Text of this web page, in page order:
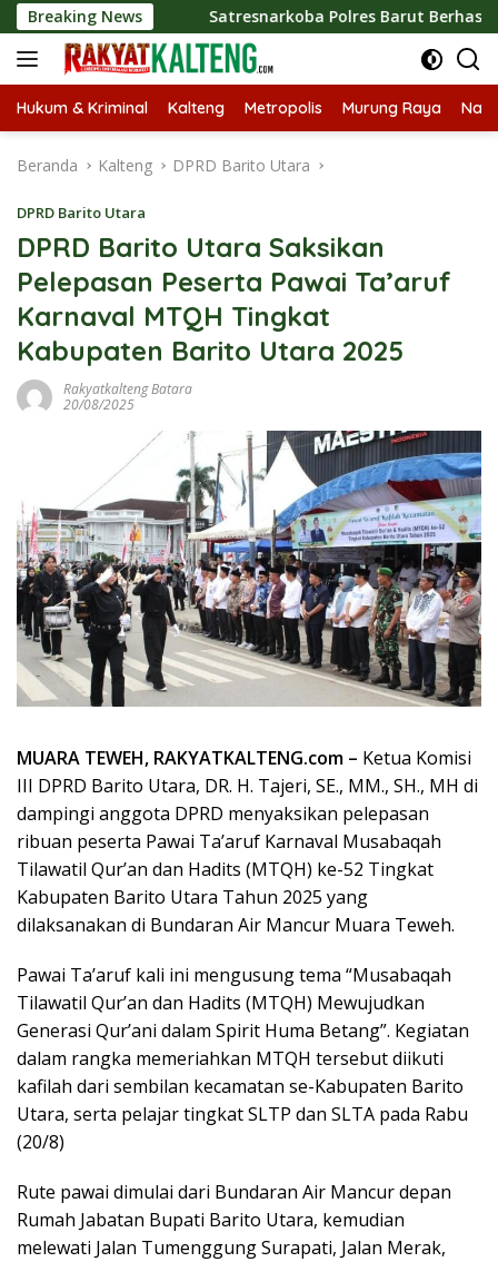
Langsung
ke
konten
Breaking NewsSatresnarkoba Polres Barut Berhasil Amankan
Hukum & Kriminal Kalteng Metropolis Murung Raya
Beranda Kalteng DPRD Barito Utara
DPRD Barito Utara
DPRD Barito Utara Saksikan
Pelepasan Peserta Pawai Ta’aruf
Karnaval MTQH Tingkat
Kabupaten Barito Utara 2025
Rakyatkalteng Batara
20/08/2025
MUARA TEWEH, RAKYATKALTENG.com – Ketua Komisi
III DPRD Barito Utara, DR. H. Tajeri, SE., MM., SH., MH di
dampingi anggota DPRD menyaksikan pelepasan
ribuan peserta Pawai Ta’aruf Karnaval Musabaqah
Tilawatil Qur’an dan Hadits (MTQH) ke-52 Tingkat
Kabupaten Barito Utara Tahun 2025 yang
dilaksanakan di Bundaran Air Mancur Muara Teweh.
Pawai Ta’aruf kali ini mengusung tema “Musabaqah
Tilawatil Qur’an dan Hadits (MTQH) Mewujudkan
Generasi Qur’ani dalam Spirit Huma Betang”. Kegiatan
dalam rangka memeriahkan MTQH tersebut diikuti
kafilah dari sembilan kecamatan se-Kabupaten Barito
Utara, serta pelajar tingkat SLTP dan SLTA pada Rabu
(20/8)
Rute pawai dimulai dari Bundaran Air Mancur depan
Rumah Jabatan Bupati Barito Utara, kemudian
melewati Jalan Tumenggung Surapati, Jalan Merak,